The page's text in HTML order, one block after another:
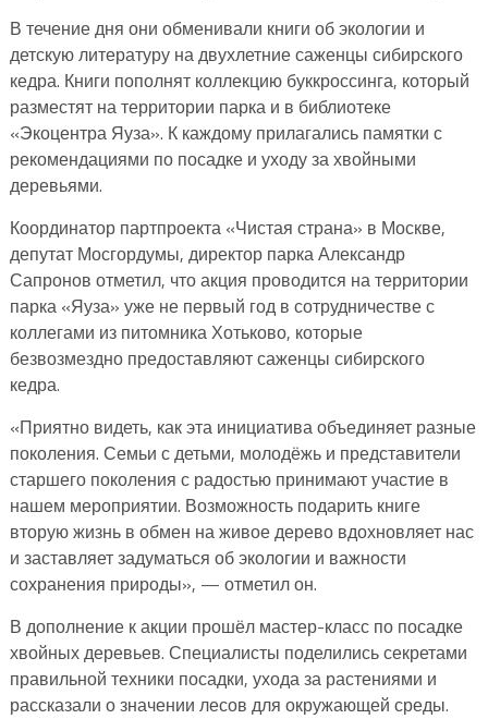
В течение дня они обменивали книги об экологии и
детскую литературу на двухлетние саженцы сибирского
кедра. Книги пополнят коллекцию буккроссинга, который
разместят на территории парка и в библиотеке
«Экоцентра Яуза». К каждому прилагались памятки с
рекомендациями по посадке и уходу за хвойными
деревьями.
Координатор партпроекта «Чистая страна» в Москве,
депутат Мосгордумы, директор парка Александр
Сапронов отметил, что акция проводится на территории
парка «Яуза» уже не первый год в сотрудничестве с
коллегами из питомника Хотьково, которые
безвозмездно предоставляют саженцы сибирского
кедра.
«Приятно видеть, как эта инициатива объединяет разные
поколения. Семьи с детьми, молодёжь и представители
старшего поколения с радостью принимают участие в
нашем мероприятии. Возможность подарить книге
вторую жизнь в обмен на живое дерево вдохновляет нас
и заставляет задуматься об экологии и важности
сохранения природы», — отметил он.
В дополнение к акции прошёл мастер-класс по посадке
хвойных деревьев. Специалисты поделились секретами
правильной техники посадки, ухода за растениями и
рассказали о значении лесов для окружающей среды.